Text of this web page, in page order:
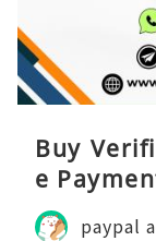
Buy
e
paypal